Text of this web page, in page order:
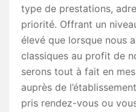
type de prestations,
priorité. Offrant un
élevé que lorsque nous
classiques au profit de
serons tout à fait en
auprès de
pris rendez-vous ou